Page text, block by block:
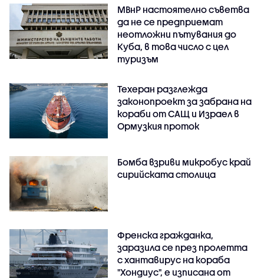
МВнР настоятелно съветва
да не се предприемат
неотложни пътувания до
Куба, в това число с цел
туризъм
Техеран разглежда
законопроект за забрана на
кораби от САЩ и Израел в
Ормузкия проток
Бомба взриви микробус край
сирийската столица
Френска гражданка,
заразила се през пролетта
с хантавирус на кораба
"Хондиус", е изписана от